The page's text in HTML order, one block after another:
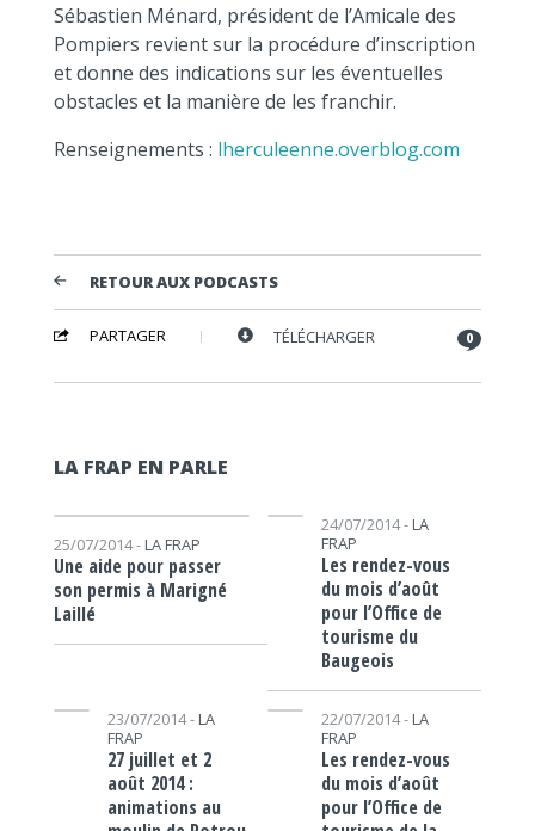
Sébastien Ménard, président de l’Amicale des
Pompiers revient sur la procédure d’inscription
et donne des indications sur les éventuelles
obstacles et la manière de les franchir.
Renseignements : lherculeenne.overblog.com
RETOUR AUX PODCASTS
PARTAGER TÉLÉCHARGER 0
LA FRAP EN PARLE
Lecteur audio
25/07/2014 - LA FRAP
Une aide pour passer
son permis à Marigné
Laillé
Lecteur audio 24/07/2014 - LA
FRAP
Les rendez-vous
du mois d’août
pour l’Office de
tourisme du
Baugeois
Lecteur audio
23/07/2014 - LA
FRAP
27 juillet et 2
août 2014 :
animations au
Lecteur audio 22/07/2014 - LA
FRAP
Les rendez-vous
du mois d’août
pour l’Office de